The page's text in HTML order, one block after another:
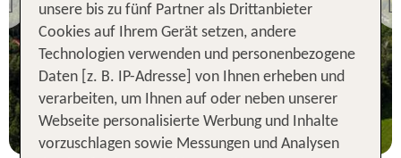
Previous 97 % Weiterempfehlung
2 Nächte, Ü, Bu
statt
180 €
p.P. ab 166 €
unsere bis zu fünf Partner als Drittanbieter
Cookies auf Ihrem Gerät setzen, andere
Technologien verwenden und personenbezogene
Daten [z. B. IP-Adresse] von Ihnen erheben und
verarbeiten, um Ihnen auf oder neben unserer
Webseite personalisierte Werbung und Inhalte
vorzuschlagen sowie Messungen und Analysen